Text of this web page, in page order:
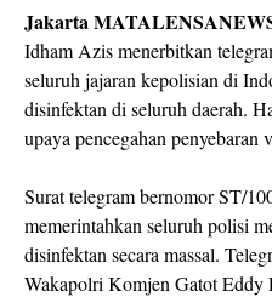
Jakarta
Idham Azis menerbitkan
seluruh jajaran kepolisian di
disinfektan di seluruh daerah.
upaya pencegahan
Surat telegram bernomor ST/
memerintahkan seluruh polisi
disinfektan secara massal.
Wakapolri Komjen Gatot Eddy